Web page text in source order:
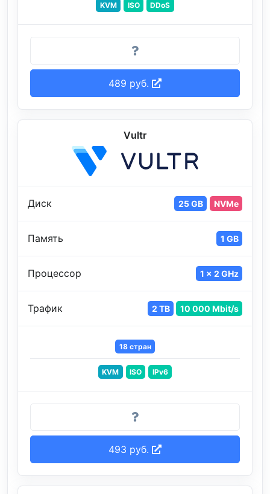
KVM ISO DDoS
489 руб.
Vultr
Диск 25 GB NVMe
Память 1 GB
Процессор 1 x 2 GHz
Трафик 2 TB 10 000 Mbit/s
18 стран
KVM ISO IPv6
493 руб.